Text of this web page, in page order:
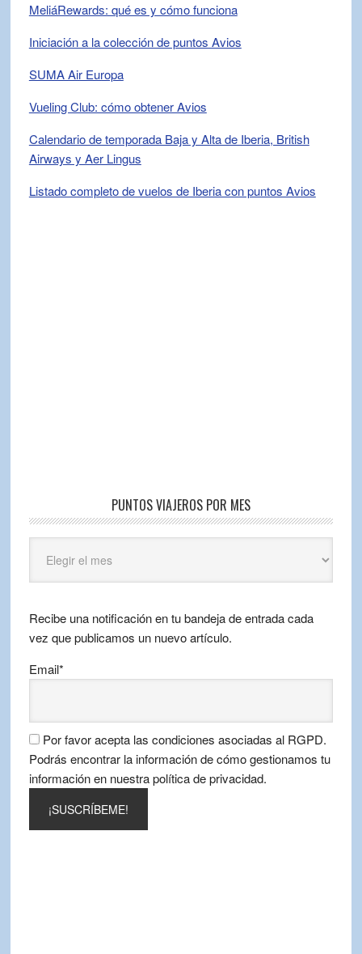
MeliáRewards: qué es y cómo funciona
Iniciación a la colección de puntos Avios
SUMA Air Europa
Vueling Club: cómo obtener Avios
Calendario de temporada Baja y Alta de Iberia, British
Airways y Aer Lingus
Listado completo de vuelos de Iberia con puntos Avios
PUNTOS VIAJEROS POR MES
Viajeros
por
Recibe una notificación en tu bandeja de entrada cada
vez que publicamos un nuevo artículo.
Email*
Por favor acepta las condiciones asociadas al RGPD.
Podrás encontrar la información de cómo gestionamos tu
información en nuestra política de privacidad.